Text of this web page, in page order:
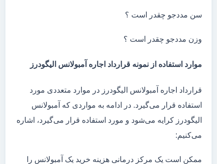
سن مددجو چقدر است ؟
وزن مددجو چقدر است ؟
موارد استفاده از نمونه قرارداد اجاره آمبولانس الیگودرز
قرارداد اجاره آمبولانس الیگودرز در موارد متعددی مورد
استفاده قرار می‌گیرد. در ادامه به مواردی که آمبولانس
الیگودرز کرایه می‌شود و مورد استفاده قرار می‌گیرد، اشاره
می‌کنیم:
ممکن است یک مرکز درمانی هزینه خرید یک آمبولانس را